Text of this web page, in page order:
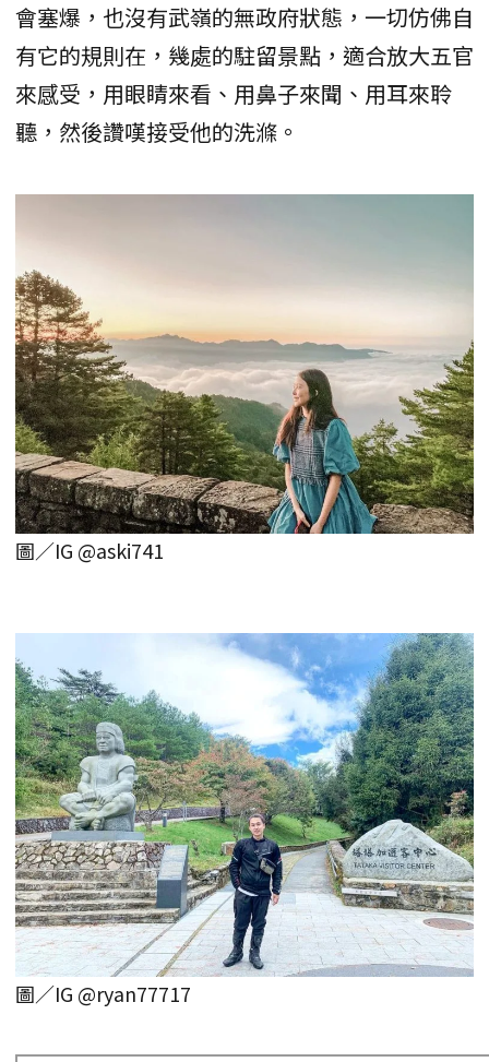
會塞爆，也沒有武嶺的無政府狀態，一切仿佛自
有它的規則在，幾處的駐留景點，適合放大五官
來感受，用眼睛來看、用鼻子來聞、用耳來聆
聽，然後讚嘆接受他的洗滌。
圖／IG @aski741
圖／IG @ryan77717